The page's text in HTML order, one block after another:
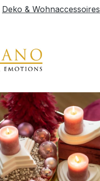
Deko & Wohnaccessoires